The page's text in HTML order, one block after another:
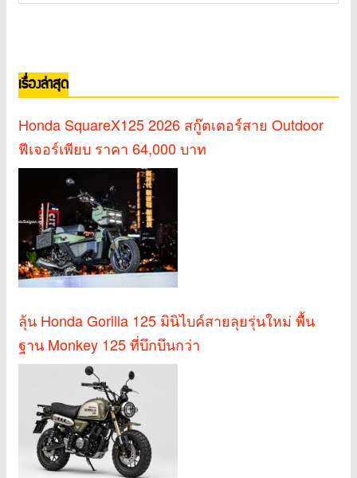
เรื่องล่าสุด
Honda SquareX125 2026 สกู๊ตเตอร์สาย Outdoor
ฟีเจอร์เพียบ ราคา 64,000 บาท
ลุ้น Honda Gorilla 125 มินิไบค์สายลุยรุ่นใหม่ พื้น
ฐาน Monkey 125 ที่บึกบึนกว่า